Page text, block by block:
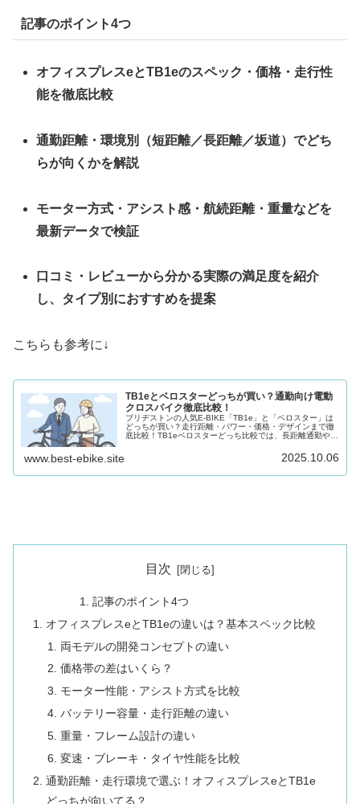
記事のポイント4つ
オフィスプレスeとTB1eのスペック・価格・走行性
能を徹底比較
通勤距離・環境別（短距離／長距離／坂道）でどち
らが向くかを解説
モーター方式・アシスト感・航続距離・重量などを
最新データで検証
口コミ・レビューから分かる実際の満足度を紹介
し、タイプ別におすすめを提案
こちらも参考に↓
TB1eとベロスターどっちが買い？通勤向け電動
クロスバイク徹底比較！
ブリヂストンの人気E-BIKE「TB1e」と「ベロスター」は
どっちが買い？走行距離・パワー・価格・デザインまで徹
底比較！TB1eベロスターどっち比較では、長距離通勤や坂
め。用途別に失敗しない選び方を公式情報と実体験をもと
www.best-ebike.site 2025.10.06
目次
記事のポイント4つ
オフィスプレスeとTB1eの違いは？基本スペック比較
両モデルの開発コンセプトの違い
価格帯の差はいくら？
モーター性能・アシスト方式を比較
バッテリー容量・走行距離の違い
重量・フレーム設計の違い
変速・ブレーキ・タイヤ性能を比較
通勤距離・走行環境で選ぶ！オフィスプレスeとTB1e
どっちが向いてる？